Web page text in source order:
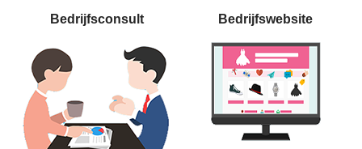
Bedrijfsconsult Bedrijfswebsite